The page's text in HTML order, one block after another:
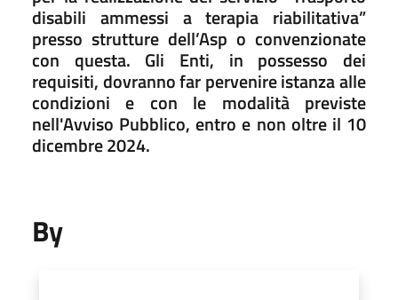
disabili ammessi a terapia riabilitativa”
presso strutture dell’Asp o convenzionate
con questa. Gli Enti, in possesso dei
requisiti, dovranno far pervenire istanza alle
condizioni e con le modalità previste
nell'Avviso Pubblico, entro e non oltre il 10
dicembre 2024.
By